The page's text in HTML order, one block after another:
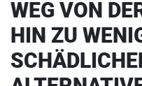
WEG VON
HIN ZU